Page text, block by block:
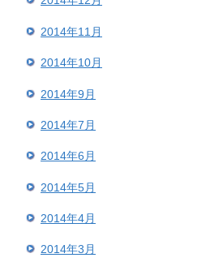
2014年11月
2014年10月
2014年9月
2014年7月
2014年6月
2014年5月
2014年4月
2014年3月